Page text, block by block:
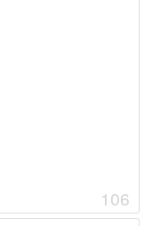
106